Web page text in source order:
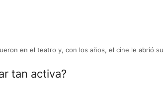
en el teatro y, con los años, el cine le abrió
tan activa?